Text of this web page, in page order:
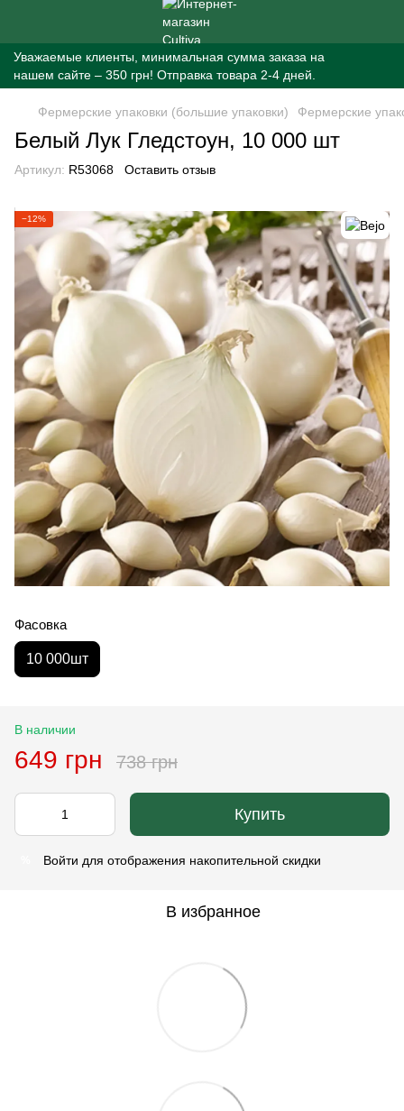
Уважаемые клиенты, минимальная сумма заказа на
нашем сайте – 350 грн! Отправка товара 2-4 дней.
Фермерские упаковки (большие упаковки) Фермерские
Белый Лук Гледстоун, 10 000 шт
Артикул: R53068 Оставить отзыв
−12%
Фасовка
10 000шт
В наличии
649 грн 738 грн
Купить
Войти для отображения накопительной скидки
В избранное